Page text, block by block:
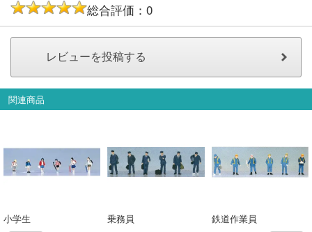
ログイン/マイページ
お気に入りリスト
新規会員登録
会社概要
レビューについて
総合評価：0
関連商品
小学生 乗務員 鉄道作業員